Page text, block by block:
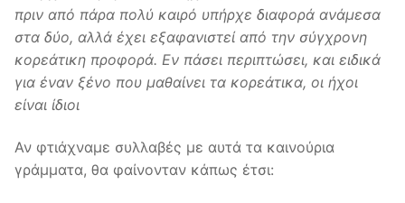
πριν από πάρα πολύ καιρό υπήρχε διαφορά ανάμεσα
στα δύο, αλλά έχει εξαφανιστεί από την σύγχρονη
κορεάτικη προφορά. Εν πάσει περιπτώσει, και ειδικά
για έναν ξένο που μαθαίνει τα κορεάτικα, οι ήχοι
είναι ίδιοι
Αν φτιάχναμε συλλαβές με αυτά τα καινούρια
γράμματα, θα φαίνονταν κάπως έτσι: